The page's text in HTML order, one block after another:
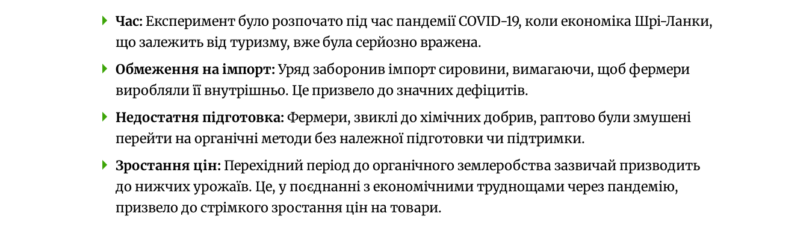
Час: Експеримент було розпочато під часпандемії COVID-19, коли економіка Шрі-Ланки,
що залежить від туризму, вже була серйозно вражена.
Обмеження на імпорт:Уряд заборонив імпортсировини, вимагаючи, щоб фермери
виробляли її внутрішньо. Це призвело до значних дефіцитів.
Недостатня підготовка: Фермери, звиклі до хімічних добрив, раптово були змушені
перейти наорганічні методибез належної підготовки чи підтримки.
Зростання цін: Перехідний період до органічного землеробства зазвичай призводить
до нижчих урожаїв. Це, у поєднанні з економічними труднощами через пандемію,
призвело до стрімкого зростання цін на товари.